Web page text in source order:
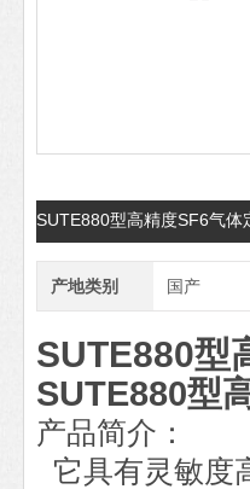
SUTE880型高精度SF6气体
产地类别 国产
SUTE880型
SUTE880型
产品简介：
它具有灵敏度